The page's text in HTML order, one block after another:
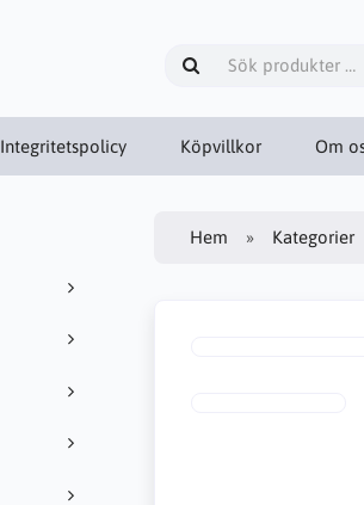
Integritetspolicy Köpvillkor Om
Hem Kategorier